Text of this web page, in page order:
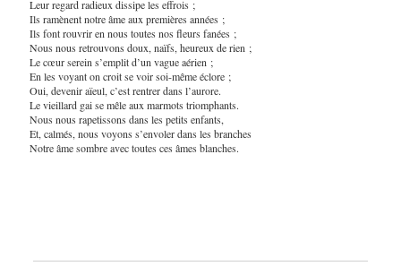
Leur regard radieux dissipe les effrois ;
Ils ramènent notre âme aux premières années ;
Ils font rouvrir en nous toutes nos fleurs fanées ;
Nous nous retrouvons doux, naïfs, heureux de rien ;
Le cœur serein s’emplit d’un vague aérien ;
En les voyant on croit se voir soi-même éclore ;
Oui, devenir aïeul, c’est rentrer dans l’aurore.
Le vieillard gai se mêle aux marmots triomphants.
Nous nous rapetissons dans les petits enfants,
Et, calmés, nous voyons s’envoler dans les branches
Notre âme sombre avec toutes ces âmes blanches.